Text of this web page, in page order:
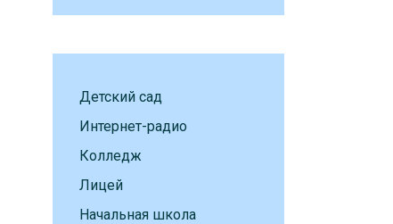
Детский сад
Интернет-радио
Колледж
Лицей
Начальная школа